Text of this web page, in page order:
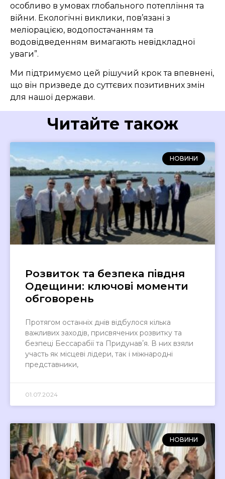
особливо в умовах глобального потепління та
війни. Екологічні виклики, пов’язані з
меліорацією, водопостачанням та
водовідведенням вимагають невідкладної
уваги”.
Ми підтримуємо цей рішучий крок та впевнені,
що він призведе до суттєвих позитивних змін
для нашої держави.
Читайте також
НОВИНИ
Розвиток та безпека півдня
Одещини: ключові моменти
обговорень
Протягом останніх днів відбулося кілька
важливих заходів, присвячених розвитку та
безпеці Бессарабії та Придунавʼя. В них взяли
участь як місцеві лідери, так і міжнародні
представники,
01.07.2024
НОВИНИ